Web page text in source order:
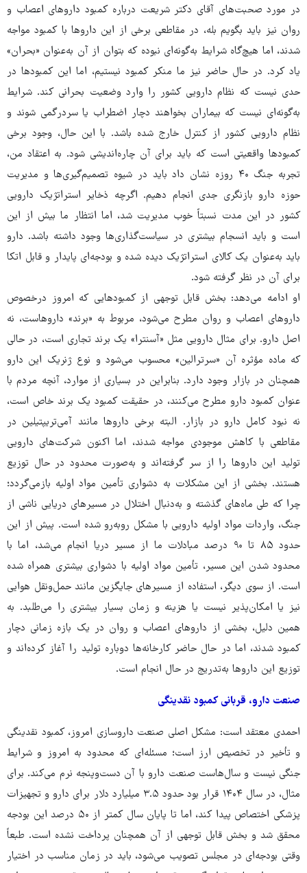
در مورد صحبت‌های آقای دکتر شریعت درباره کمبود داروهای اعصاب و
روان نیز باید بگویم بله، در مقاطعی برخی از این داروها با کمبود مواجه
شدند، اما هیچ‌گاه شرایط به‌گونه‌ای نبوده که بتوان از آن به‌عنوان «بحران»
یاد کرد. در حال حاضر نیز ما منکر کمبود نیستیم، اما این کمبودها در
حدی نیست که نظام دارویی کشور را وارد وضعیت بحرانی کند. شرایط
به‌گونه‌ای نیست که بیماران بخواهند دچار اضطراب یا سردرگمی شوند و
نظام دارویی کشور از کنترل خارج شده باشد. با این حال، وجود برخی
کمبودها واقعیتی است که باید برای آن چاره‌اندیشی شود. به اعتقاد من،
تجربه جنگ ۴۰ روزه نشان داد باید در شیوه تصمیم‌گیری‌ها و مدیریت
حوزه دارو بازنگری جدی انجام دهیم. اگرچه ذخایر استراتژیک دارویی
کشور در این مدت نسبتاً خوب مدیریت شد، اما انتظار ما بیش از این
است و باید انسجام بیشتری در سیاست‌گذاری‌ها وجود داشته باشد. دارو
باید به‌عنوان یک کالای استراتژیک دیده شده و بودجه‌ای پایدار و قابل اتکا
برای آن در نظر گرفته شود.
او ادامه می‌دهد: بخش قابل توجهی از کمبودهایی که امروز درخصوص
داروهای اعصاب و روان مطرح می‌شود، مربوط به «برند» داروهاست، نه
اصل دارو. برای مثال دارویی مثل «آسنترا» یک برند تجاری است، در حالی
که ماده مؤثره آن «سرترالین» محسوب می‌شود و نوع ژنریک این دارو
همچنان در بازار وجود دارد. بنابراین در بسیاری از موارد، آنچه مردم با
عنوان کمبود دارو مطرح می‌کنند، در حقیقت کمبود یک برند خاص است،
نه نبود کامل دارو در بازار. البته برخی داروها مانند آمی‌تریپتیلین در
مقاطعی با کاهش موجودی مواجه شدند، اما اکنون شرکت‌های دارویی
تولید این داروها را از سر گرفته‌اند و به‌صورت محدود در حال توزیع
هستند. بخشی از این مشکلات به دشواری تأمین مواد اولیه بازمی‌گردد؛
چرا که طی ماه‌های گذشته و به‌دنبال اختلال در مسیرهای دریایی ناشی از
جنگ، واردات مواد اولیه دارویی با مشکل روبه‌رو شده است. پیش از این
حدود ۸۵ تا ۹۰ درصد مبادلات ما از مسیر دریا انجام می‌شد، اما با
محدود شدن این مسیر، تأمین مواد اولیه با دشواری بیشتری همراه شده
است. از سوی دیگر، استفاده از مسیرهای جایگزین مانند حمل‌ونقل هوایی
نیز یا امکان‌پذیر نیست یا هزینه و زمان بسیار بیشتری را می‌طلبد. به
همین دلیل، بخشی از داروهای اعصاب و روان در یک بازه زمانی دچار
کمبود شدند، اما در حال حاضر کارخانه‌ها دوباره تولید را آغاز کرده‌اند و
توزیع این داروها به‌تدریج در حال انجام است.
صنعت دارو، قربانی کمبود نقدینگی
احمدی معتقد است: مشکل اصلی صنعت داروسازی امروز، کمبود نقدینگی
و تأخیر در تخصیص ارز است؛ مسئله‌ای که محدود به امروز و شرایط
جنگی نیست و سال‌هاست صنعت دارو با آن دست‌وپنجه نرم می‌کند. برای
مثال، در سال ۱۴۰۴ قرار بود حدود ۳.۵ میلیارد دلار برای دارو و تجهیزات
پزشکی اختصاص پیدا کند، اما تا پایان سال کمتر از ۵۰ درصد این بودجه
محقق شد و بخش قابل توجهی از آن همچنان پرداخت نشده است. طبعاً
وقتی بودجه‌ای در مجلس تصویب می‌شود، باید در زمان مناسب در اختیار